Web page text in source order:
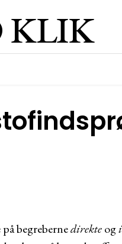
KLIK
begrebernedirekteog